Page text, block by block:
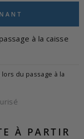
à la caisse
lors du passage à la
À PARTIR